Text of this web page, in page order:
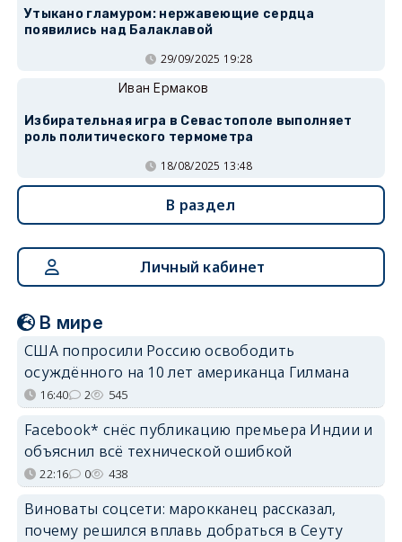
Утыкано гламуром: нержавеющие сердца
появились над Балаклавой
29/09/2025 19:28
Иван Ермаков
Избирательная игра в Севастополе выполняет
роль политического термометра
18/08/2025 13:48
В раздел
Личный кабинет
В мире
США попросили Россию освободить
осуждённого на 10 лет американца Гилмана
16:40 2 545
Facebook* снёс публикацию премьера Индии и
объяснил всё технической ошибкой
22:16 0 438
Виноваты соцсети: марокканец рассказал,
почему решился вплавь добраться в Сеуту